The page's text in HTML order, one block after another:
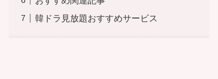
韓ドラ見放題おすすめサービス